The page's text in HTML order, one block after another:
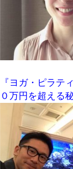
『ヨガ・ピラテ
０万円を超える秘